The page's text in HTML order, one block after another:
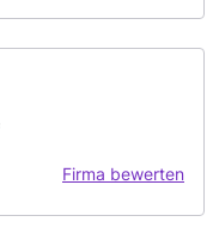
Firma bewerten